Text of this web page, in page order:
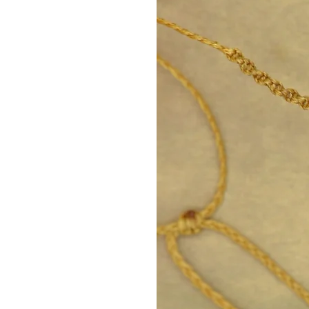
Ανάμεσα σε κάθε τρεις
για διακριτική λάμψη.
Οι χάντρες είναι
ιδιαίτερα ανθεκτικό και
Όλα τα μεταλλικά στοιχεία
μαυρίζουν και είναι
Διατίθενται σε δύο
χρυσό (επίχρυσο) ή ατσάλινο
Το βραχιόλι διαθέτει
προστεθεί charm, καθώς
άνετη εφαρμογή σε κάθε καρπό.
Διατίθεται σε δύο σχέδια:
– Με μεταλλικό στοιχείο
– Χωρίς μεταλλικό στοιχείο,
Ένα ζωδιακό βραχιόλι
αποφασιστικότητα και την